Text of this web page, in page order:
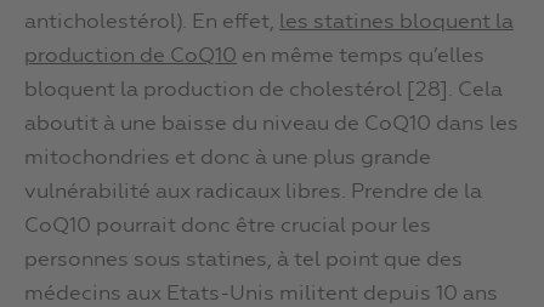
anticholestérol). En effet, les statines bloquent la
production de CoQ10 en même temps qu’elles
bloquent la production de cholestérol [28]. Cela
aboutit à une baisse du niveau de CoQ10 dans les
mitochondries et donc à une plus grande
vulnérabilité aux radicaux libres. Prendre de la
CoQ10 pourrait donc être crucial pour les
personnes sous statines, à tel point que des
médecins aux Etats-Unis militent depuis 10 ans